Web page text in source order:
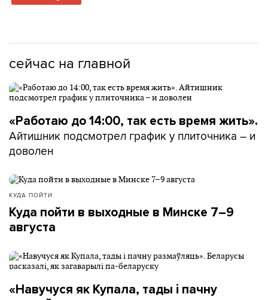
сейчас на главной
«Работаю до 14:00, так есть время жить».
Айтишник подсмотрел график у плиточника – и
доволен
КУДА ПОЙТИ
Куда пойти в выходные в Минске 7–9
августа
«Навучуся як Купала, тады і пачну